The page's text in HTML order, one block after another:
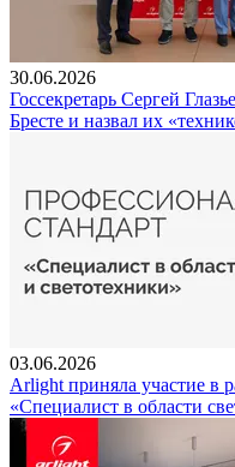
30.06.2026
Госсекретарь Сергей
Бресте и назвал их
03.06.2026
Arlight приняла участие в
«Специалист в области